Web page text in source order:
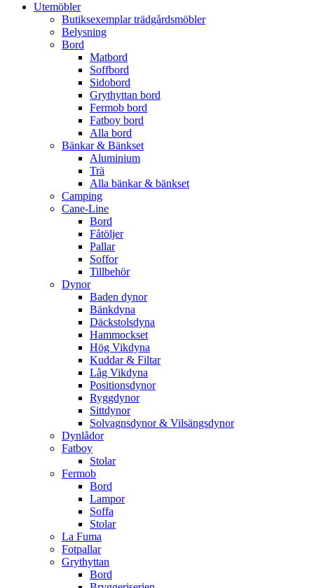
Utemöbler
Butiksexemplar trädgårdsmöbler
Belysning
Bord
Matbord
Soffbord
Sidobord
Grythyttan bord
Fermob bord
Fatboy bord
Alla bord
Bänkar & Bänkset
Aluminium
Trä
Alla bänkar & bänkset
Camping
Cane-Line
Bord
Fåtöljer
Pallar
Soffor
Tillbehör
Dynor
Baden dynor
Bänkdyna
Däckstolsdyna
Hammockset
Hög Vikdyna
Kuddar & Filtar
Låg Vikdyna
Positionsdynor
Ryggdynor
Sittdynor
Solvagnsdynor & Vilsängsdynor
Dynlådor
Fatboy
Stolar
Fermob
Bord
Lampor
Soffa
Stolar
La Fuma
Fotpallar
Grythyttan
Bord